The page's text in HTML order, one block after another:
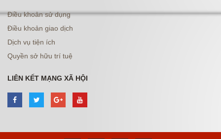
Điều khoản sử dụng
Điều khoản giao dịch
Dịch vụ tiện ích
Quyền sở hữu trí tuệ
LIÊN KẾT MẠNG XÃ HỘI